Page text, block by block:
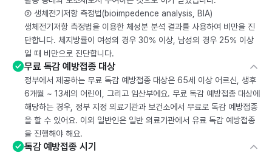
② 생체전기저항 측정법(bioimpedence analysis, BIA)
생체전기저항 측정법을 이용한 체성분 분석 결과를 사용하여 비만을 진
단합니다. 체지방률이 여성의 경우 30% 이상, 남성의 경우 25% 이상
일 때 비만으로 진단합니다.
무료 독감 예방접종 대상
정부에서 제공하는 무료 독감 예방접종 대상은 65세 이상 어르신, 생후
6개월 ~ 13세의 어린이, 그리고 임산부에요. 무료 독감 예방접종 대상에
해당하는 경우, 정부 지정 의료기관과 보건소에서 무료로 독감 예방접종
을 할 수 있어요. 이외 일반인은 일반 의료기관에서 유료 독감 예방접종
을 진행해야 해요.
독감 예방접종 시기